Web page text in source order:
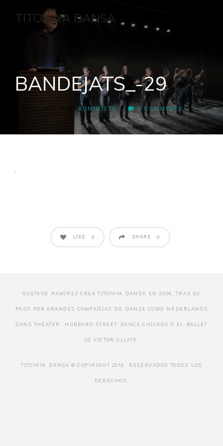
TITOYAYA DANSA
BANDEJATS_-29
8 AÑOS AGO• BYADMINTITO • 0 COMMENTS
LIKE 0 SHARE 0
GUSTAVO RAMÍREZ CREA TITOYAYA DANSA EN 2006, TRAS SU
PASO POR GRANDES COMPAÑÍAS DE DANZA COMO NEDERLANDS
DANS THEATER, HUBBARD STREET DANCE CHICAGO O EL BALLET
DE VÍCTOR ULLATE.
TITOYAYA DANSA © COPYRIGHT 2016. RESERVADOS TODOS LOS
DERECHOS.